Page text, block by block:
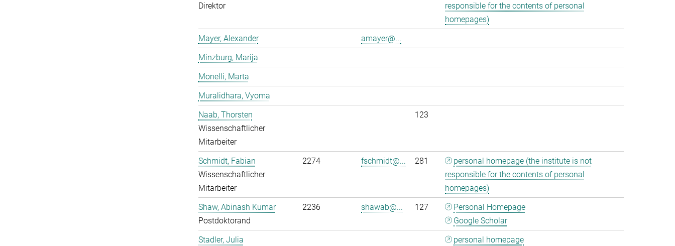
Direktor
responsible for the contents of personal
homepages)
Mayer, Alexander
amayer@...
Minzburg, Marija
Monelli, Marta
Muralidhara, Vyoma
Naab, Thorsten
Wissenschaftlicher
Mitarbeiter
123
Schmidt, Fabian
Wissenschaftlicher
Mitarbeiter
2274 fschmidt@... 281
personal homepage (the institute is not
responsible for the contents of personal
homepages)
Shaw, Abinash Kumar
Postdoktorand
2236 shawab@... 127
Personal Homepage
Google Scholar
Stadler, Julia
personal homepage